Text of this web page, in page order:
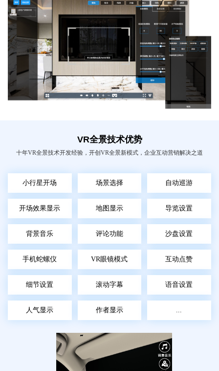
VR全景技术优势
十年VR全景技术开发经验，开创VR全景新模式，企业互动营销解决之道
小行星开场 场景选择 自动巡游
开场效果显示 地图显示 导览设置
背景音乐 评论功能 沙盘设置
手机蛇螺仪 VR眼镜模式 互动点赞
细节设置 滚动字幕 语音设置
人气显示 作者显示 ...